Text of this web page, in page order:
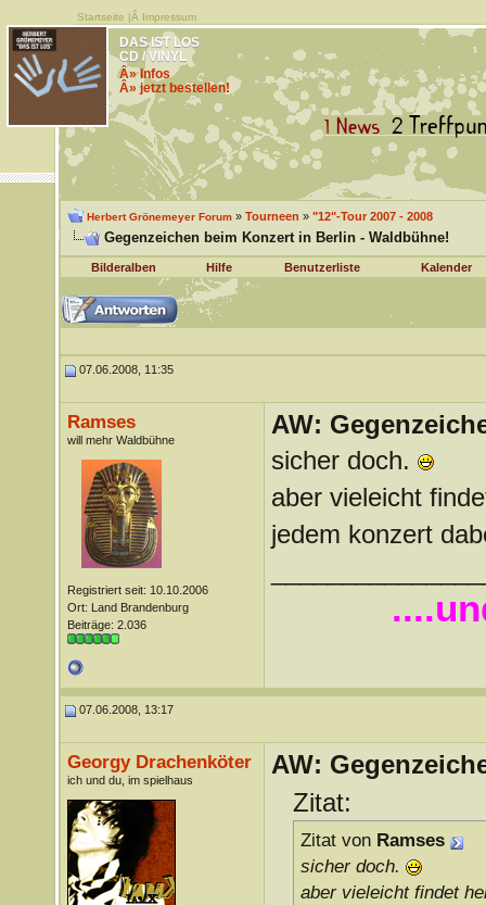
Startseite |Â Impressum
DAS IST LOS
CD / VINYL
Â» Infos
Â» jetzt bestellen!
Herbert Grönemeyer Forum» Tourneen » "12"-Tour 2007 - 2008
Gegenzeichen beim Konzert in Berlin - Waldbühne!
Bilderalben Hilfe Benutzerliste Kalender
07.06.2008, 11:35
Ramses
will mehr Waldbühne
Registriert seit: 10.10.2006
Ort: Land Brandenburg
Beiträge: 2.036
AW:
sicher doch.
aber vieleicht
jedem konzert
07.06.2008, 13:17
Georgy Drachenköter
ich und du, im spielhaus
AW:
Zitat:
Zitat von Ramses
sicher doch.
aber vieleicht findet